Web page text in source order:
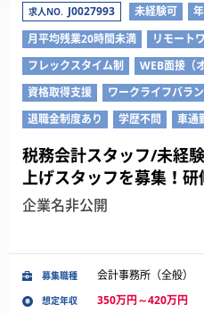
求人NO. J0027993 未経験可
月平均残業20時間未満
リモート
フレックスタイム制
WEB面接（
資格取得支援
ワークライフバラ
退職金制度あり
学歴不問 車通
税務会計スタッフ/未経
上げスタッフを募集！
企業名非公開
募集職種 会計事務所（全般）
想定年収 350万円～420万円